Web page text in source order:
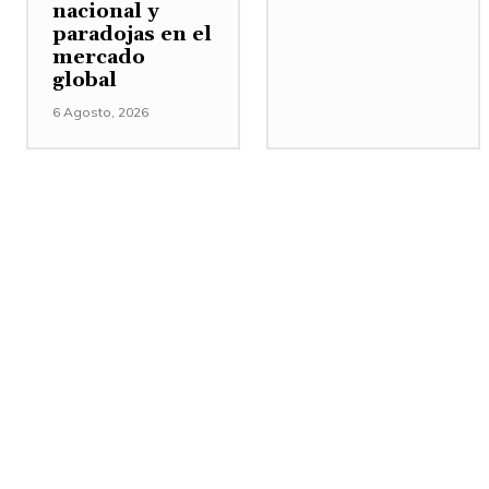
nacional y
paradojas en el
mercado
global
6 Agosto, 2026